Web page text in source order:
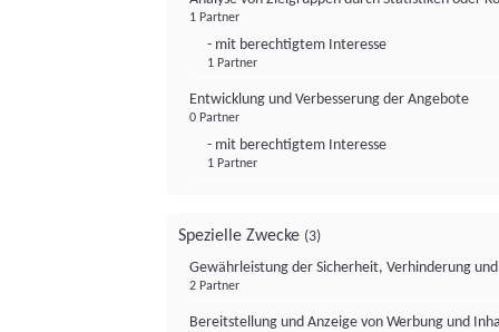
1 Partner
- mit berechtigtem Interesse
1 Partner
Entwicklung und Verbesserung der Angebote
0 Partner
- mit berechtigtem Interesse
1 Partner
Spezielle Zwecke (3)
Gewährleistung der Sicherheit, Verhinderung
2 Partner
Bereitstellung und Anzeige von Werbung und